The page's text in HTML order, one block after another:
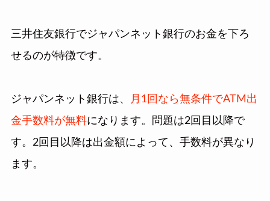
三井住友銀行でジャパンネット銀行のお金を下ろ
せるのが特徴です。
ジャパンネット銀行は、
月1回なら無条件でATM出
金手数料が無料になります。問題は2回目以降で
す。2回目以降は出金額によって、手数料が異なり
ます。